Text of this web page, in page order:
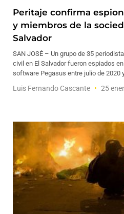
Peritaje confirma
y miembros de la
Salvador
SAN JOSÉ – Un grupo de 35
civil en El Salvador fueron espiados
software Pegasus entre julio de 2020
Luis Fernando Cascante 25